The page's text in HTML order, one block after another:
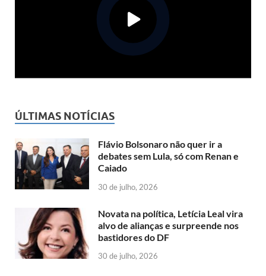
ÚLTIMAS NOTÍCIAS
Flávio Bolsonaro não quer ir a
debates sem Lula, só com Renan e
Caiado
30 de julho, 2026
Novata na política, Letícia Leal vira
alvo de alianças e surpreende nos
bastidores do DF
30 de julho, 2026